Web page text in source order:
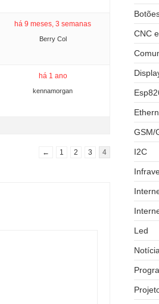
há 9 meses, 3 semanas
Berry Col
há 1 ano
kennamorgan
← 1 2 3 4
CNC
GSM/
I2C
Led